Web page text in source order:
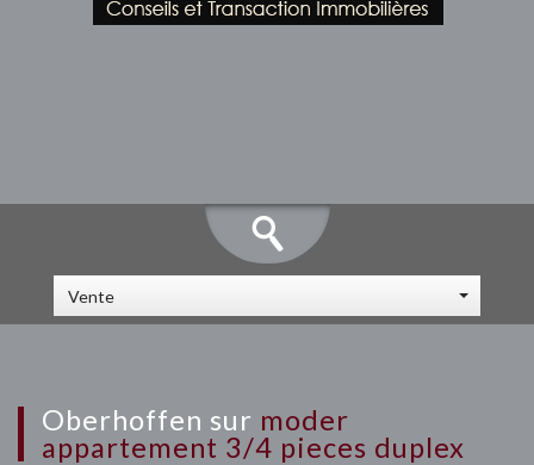
Vente
oberhoffen sur moder
appartement 3/4 pieces duplex